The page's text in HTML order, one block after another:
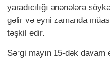
yaradıcılığı ənənələrə
gəlir və eyni zamanda
təşkil edir.
Sərgi mayın 15-dək davam